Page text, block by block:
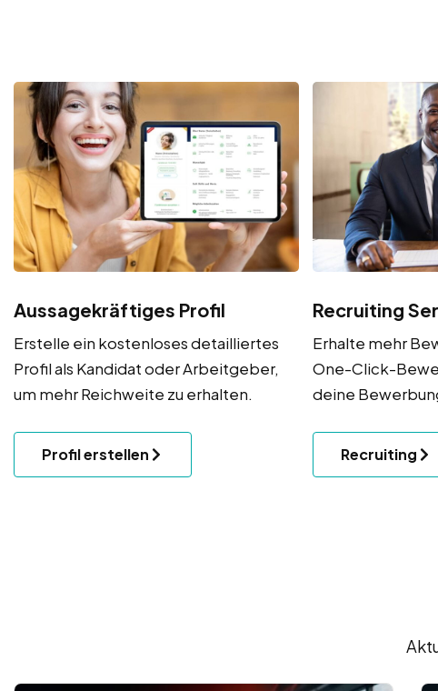
Aussagekräftiges Profil
Erstelle ein kostenloses detailliertes
Profil als Kandidat oder Arbeitgeber,
um mehr Reichweite zu erhalten.
Profil erstellen
Recruiting
Erhalte mehr
One-Click-
deine
Recruiting